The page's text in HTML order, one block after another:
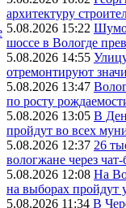
архитектуру
5.08.2026 15:22
шоссе в Вологде
5.08.2026 14:55
отремонтируют
5.08.2026 13:47
по росту
5.08.2026 13:05 В
пройдут во всех
5.08.2026 12:37 26
вологжане через чат-
5.08.2026 12:08 На
на выборах пройдут
5.08.2026 11:34 В